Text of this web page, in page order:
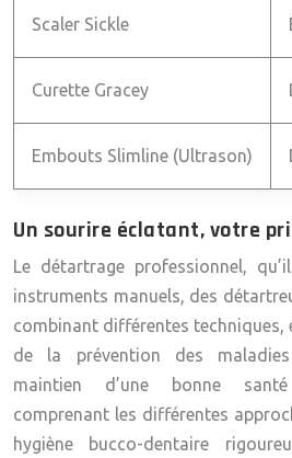
Scaler Sickle
Curette Gracey
Embouts Slimline (Ultrason)
Un sourire éclatant, votre
Le détartrage professionnel,
instruments manuels, des
combinant différentes techniques,
de la prévention des
maintien d’une bonne
comprenant les différentes
hygiène bucco-dentaire